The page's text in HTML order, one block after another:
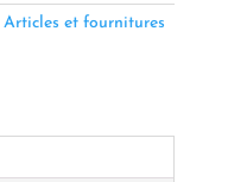
Articles et fournitures